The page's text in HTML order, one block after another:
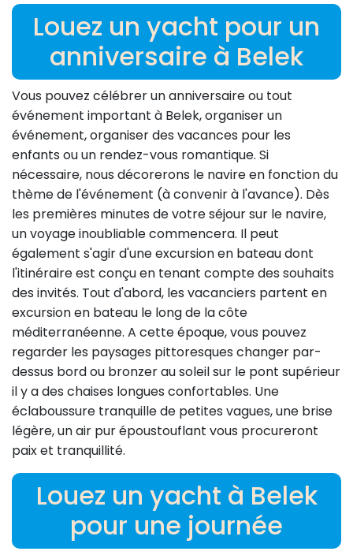
Louez un yacht pour un
anniversaire à Belek
Vous pouvez célébrer un anniversaire ou tout
événement important à Belek, organiser un
événement, organiser des vacances pour les
enfants ou un rendez-vous romantique. Si
nécessaire, nous décorerons le navire en fonction du
thème de l'événement (à convenir à l'avance). Dès
les premières minutes de votre séjour sur le navire,
un voyage inoubliable commencera. Il peut
également s'agir d'une excursion en bateau dont
l'itinéraire est conçu en tenant compte des souhaits
des invités. Tout d'abord, les vacanciers partent en
excursion en bateau le long de la côte
méditerranéenne. A cette époque, vous pouvez
regarder les paysages pittoresques changer par-
dessus bord ou bronzer au soleil sur le pont supérieur
il y a des chaises longues confortables. Une
éclaboussure tranquille de petites vagues, une brise
légère, un air pur époustouflant vous procureront
paix et tranquillité.
Louez un yacht à Belek
pour une journée